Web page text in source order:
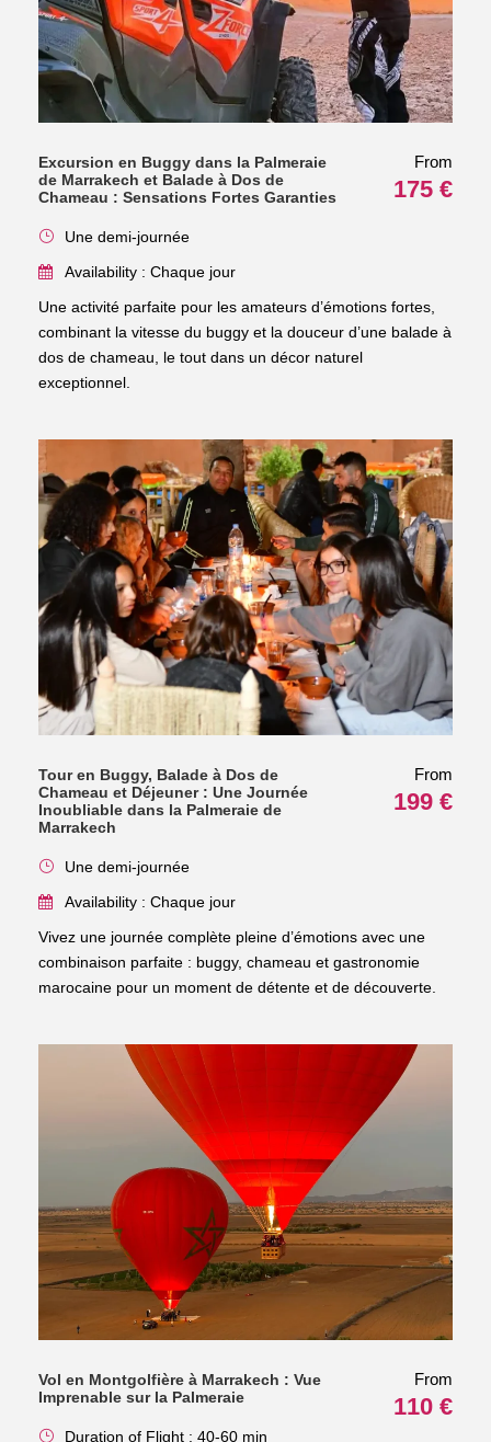
Excursion en Buggy dans la Palmeraie
de Marrakech et Balade à Dos de
Chameau : Sensations Fortes Garanties
From
175 €
Une demi-journée
Availability : Chaque jour
Une activité parfaite pour les amateurs d’émotions fortes,
combinant la vitesse du buggy et la douceur d’une balade à
dos de chameau, le tout dans un décor naturel
exceptionnel.
Tour en Buggy, Balade à Dos de
Chameau et Déjeuner : Une Journée
Inoubliable dans la Palmeraie de
Marrakech
From
199 €
Une demi-journée
Availability : Chaque jour
Vivez une journée complète pleine d’émotions avec une
combinaison parfaite : buggy, chameau et gastronomie
marocaine pour un moment de détente et de découverte.
Vol en Montgolfière à Marrakech : Vue
Imprenable sur la Palmeraie
From
110 €
Duration of Flight : 40-60 min